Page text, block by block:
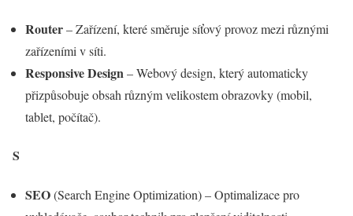
Router– Zařízení, které směruje síťový provoz mezi různými
zařízeními v síti.
Responsive Design– Webový design, který automaticky
přizpůsobuje obsah různým velikostem obrazovky (mobil,
tablet, počítač).
S
SEO(Search Engine Optimization) – Optimalizace pro